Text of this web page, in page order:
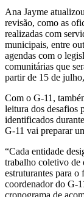
Ana Jayme
revisão, como as
realizadas com
municipais, entre
agendas com o
comunitárias que
partir de 15 de
Com o G-11,
leitura dos desafios
identificados
G-11 vai preparar
“Cada entidade
trabalho coletivo de
estruturantes para o
coordenador do G-
cronograma de